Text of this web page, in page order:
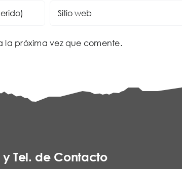
la próxima vez que comente.
y Tel. de Contacto